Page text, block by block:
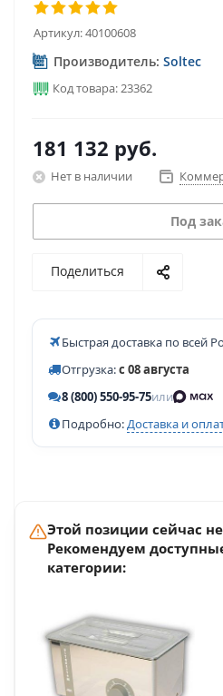
Артикул:40100608
Производитель: Soltec
Код товара: 23362
181 132 руб.
Нет в наличии
Под
Поделиться
Быстрая доставка по всей
Отгрузка:с 08 августа
8 (800) 550-95-75или
Подробно:Доставка и
Этой позиции сейчас
Рекомендуем
категории: